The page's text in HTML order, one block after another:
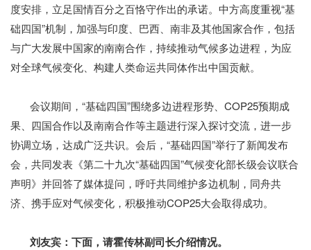
度安排，立足国情百分之百恪守作出的承诺。中方高度重视“基
础四国”机制，加强与印度、巴西、南非及其他国家合作，包括
与广大发展中国家的南南合作，持续推动气候多边进程，为应
对全球气候变化、构建人类命运共同体作出中国贡献。
会议期间，“基础四国”围绕多边进程形势、COP25预期成
果、四国合作以及南南合作等主题进行深入探讨交流，进一步
协调立场，达成广泛共识。会后，“基础四国”举行了新闻发布
会，共同发表《第二十九次“基础四国”气候变化部长级会议联合
声明》并回答了媒体提问，呼吁共同维护多边机制，同舟共
济、携手应对气候变化，积极推动COP25大会取得成功。
刘友宾：下面，请霍传林副司长介绍情况。